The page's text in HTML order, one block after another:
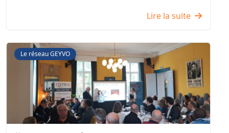
Lire la suite
Le réseau GEYVO